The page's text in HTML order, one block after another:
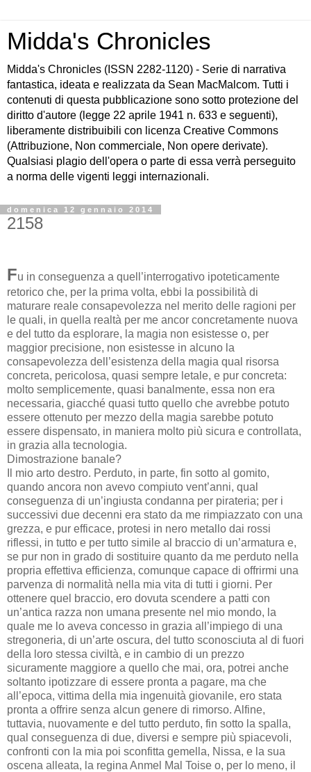
Midda's Chronicles
Midda's Chronicles (ISSN 2282-1120) - Serie di narrativa
fantastica, ideata e realizzata da Sean MacMalcom. Tutti i
contenuti di questa pubblicazione sono sotto protezione del
diritto d'autore (legge 22 aprile 1941 n. 633 e seguenti),
liberamente distribuibili con licenza Creative Commons
(Attribuzione, Non commerciale, Non opere derivate).
Qualsiasi plagio dell'opera o parte di essa verrà perseguito
a norma delle vigenti leggi internazionali.
domenica 12 gennaio 2014
2158
Fu in conseguenza a quell’interrogativo ipoteticamente
retorico che, per la prima volta, ebbi la possibilità di
maturare reale consapevolezza nel merito delle ragioni per
le quali, in quella realtà per me ancor concretamente nuova
e del tutto da esplorare, la magia non esistesse o, per
maggior precisione, non esistesse in alcuno la
consapevolezza dell’esistenza della magia qual risorsa
concreta, pericolosa, quasi sempre letale, e pur concreta:
molto semplicemente, quasi banalmente, essa non era
necessaria, giacché quasi tutto quello che avrebbe potuto
essere ottenuto per mezzo della magia sarebbe potuto
essere dispensato, in maniera molto più sicura e controllata,
in grazia alla tecnologia.
Dimostrazione banale?
Il mio arto destro. Perduto, in parte, fin sotto al gomito,
quando ancora non avevo compiuto vent’anni, qual
conseguenza di un’ingiusta condanna per pirateria; per i
successivi due decenni era stato da me rimpiazzato con una
grezza, e pur efficace, protesi in nero metallo dai rossi
riflessi, in tutto e per tutto simile al braccio di un’armatura e,
se pur non in grado di sostituire quanto da me perduto nella
propria effettiva efficienza, comunque capace di offrirmi una
parvenza di normalità nella mia vita di tutti i giorni. Per
ottenere quel braccio, ero dovuta scendere a patti con
un’antica razza non umana presente nel mio mondo, la
quale me lo aveva concesso in grazia all’impiego di una
stregoneria, di un’arte oscura, del tutto sconosciuta al di fuori
della loro stessa civiltà, e in cambio di un prezzo
sicuramente maggiore a quello che mai, ora, potrei anche
soltanto ipotizzare di essere pronta a pagare, ma che
all’epoca, vittima della mia ingenuità giovanile, ero stata
pronta a offrire senza alcun genere di rimorso. Alfine,
tuttavia, nuovamente e del tutto perduto, fin sotto la spalla,
qual conseguenza di due, diversi e sempre più spiacevoli,
confronti con la mia poi sconfitta gemella, Nissa, e la sua
oscena alleata, la regina Anmel Mal Toise o, per lo meno, il